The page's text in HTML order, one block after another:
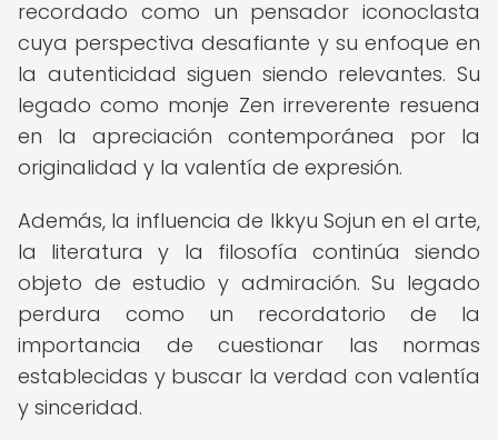
recordado como un pensador iconoclasta
cuya perspectiva desafiante y su enfoque en
la autenticidad siguen siendo relevantes. Su
legado como monje Zen irreverente resuena
en la apreciación contemporánea por la
originalidad y la valentía de expresión.
Además, la influencia de Ikkyu Sojun en el arte,
la literatura y la filosofía continúa siendo
objeto de estudio y admiración. Su legado
perdura como un recordatorio de la
importancia de cuestionar las normas
establecidas y buscar la verdad con valentía
y sinceridad.